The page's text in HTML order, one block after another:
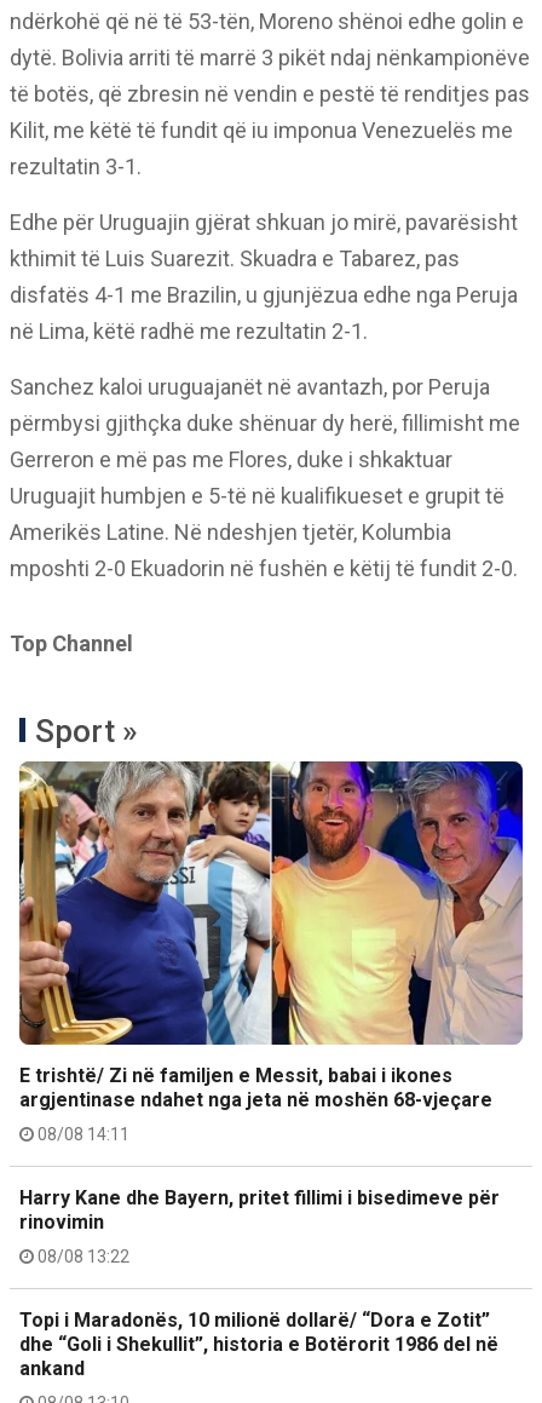
ndërkohë që në të 53-tën, Moreno shënoi edhe golin e
dytë. Bolivia arriti të marrë 3 pikët ndaj nënkampionëve
të botës, që zbresin në vendin e pestë të renditjes pas
Kilit, me këtë të fundit që iu imponua Venezuelës me
rezultatin 3-1.
Edhe për Uruguajin gjërat shkuan jo mirë, pavarësisht
kthimit të Luis Suarezit. Skuadra e Tabarez, pas
disfatës 4-1 me Brazilin, u gjunjëzua edhe nga Peruja
në Lima, këtë radhë me rezultatin 2-1.
Sanchez kaloi uruguajanët në avantazh, por Peruja
përmbysi gjithçka duke shënuar dy herë, fillimisht me
Gerreron e më pas me Flores, duke i shkaktuar
Uruguajit humbjen e 5-të në kualifikueset e grupit të
Amerikës Latine. Në ndeshjen tjetër, Kolumbia
mposhti 2-0 Ekuadorin në fushën e këtij të fundit 2-0.
Top Channel
Sport »
E trishtë/ Zi në familjen e Messit, babai i ikones
argjentinase ndahet nga jeta në moshën 68-vjeçare
08/08 14:11
Harry Kane dhe Bayern, pritet fillimi i bisedimeve për
rinovimin
08/08 13:22
Topi i Maradonës, 10 milionë dollarë/ “Dora e Zotit”
dhe “Goli i Shekullit”, historia e Botërorit 1986 del në
ankand